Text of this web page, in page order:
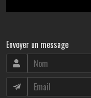
Envoyer un message